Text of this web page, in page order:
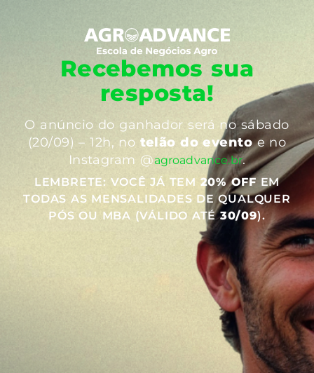
Recebemos sua
resposta!
O anúncio do ganhador será no sábado
(20/09) – 12h, no telão do eventoe no
Instagram @agroadvance.br.
LEMBRETE: VOCÊ JÁ TEM 20% OFF EM
TODAS AS MENSALIDADES DE QUALQUER
PÓS OU MBA (VÁLIDO ATÉ30/09).